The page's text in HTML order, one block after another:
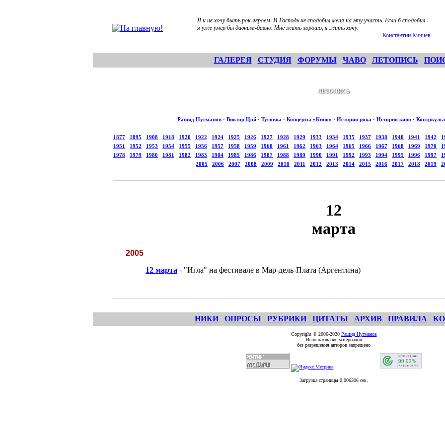
Я и не хочу быть рок-героем. И Господь не сподобил меня на эту участь. Если б сподобил -
я уже умер бы давным-давно. Мне жить хорошо, я жить хочу.
Константин Кинчев
ГАЛЕРЕЯ СТУДИЯ ФОРУМЫ ЧАВО ЛЕТОПИСЬ
ЛЕТОПИСЬ
Рашид Нугманов· Виктор Цой· Тусовка · Концерты «Кино» · История рока · История кино ·
1877 1895 1908 1918 1920 1922 1924 1925 1926 1927 1928 1929 1933 1934 1935 1937 1938 1940 1941 1942
1951
1952 1953 1954 1955 1956 1957 1958 1959 1960 1961 1962 1963 1964 1965 1966 1967 1968 1969 1970
1978
1979 1980 1981 1982 1983 1984 1985 1986 1987 1988 1989 1990 1991 1992 1993 1994 1995 1996 1997
2005
2006 2007 2008 2009 2010 2011 2012 2013 2014 2015 2016 2017 2018 2019
12
марта
2005
12 марта - "Игла" на фестивале в Мар-дель-Плата (Аргентина)
НИКИ ОПРОСЫ РУБРИКИ ЦИТАТЫ АРХИВ ПРАВИЛА
Copyright © 2006-2020 Рашид Нугманов
Использование материалов
без разрешения авторов запрещено
Загрузка страницы 0.006306 сек.